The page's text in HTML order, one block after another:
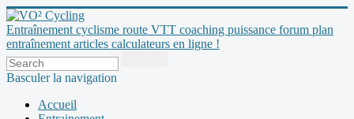
Entraînement cyclisme route VTT coaching puissance forum plan
entraînement articles calculateurs en ligne !
Basculer la navigation
Accueil